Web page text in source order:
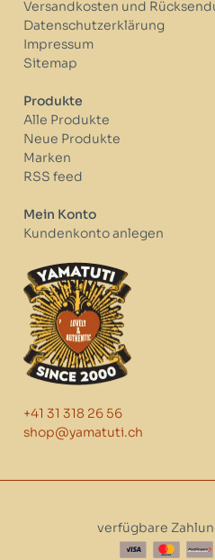
Versandkosten und
Datenschutzerklärung
Impressum
Sitemap
Produkte
Alle Produkte
Neue Produkte
Marken
RSS feed
Mein Konto
Kundenkonto anlegen
+41 31 318 26 56
shop@yamatuti.ch
verfügbare